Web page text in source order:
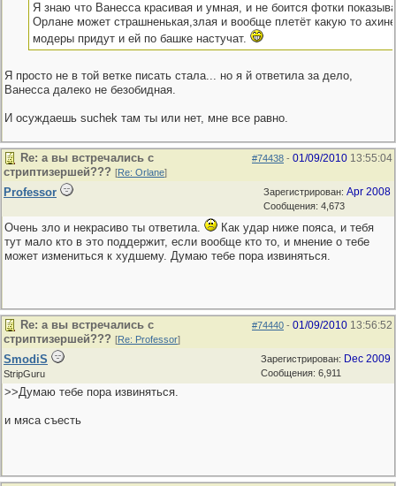
Я знаю что Ванесса красивая и умная, и не боится фотки
Орлане может страшненькая,злая и вообще плетёт какую то
модеры придут и ей по башке настучат.
Я просто не в той ветке писать стала... но я й ответила за дело,
Ванесса далеко не безобидная.
И осуждаешь suchek там ты или нет, мне все равно.
#74438 - 01/09/2010 13:55:04
Re: а вы встречались с
стриптизершей??? [Re: Orlane]
Зарегистрирован: Apr 2008
Сообщения: 4,673
Professor
Очень зло и некрасиво ты ответила.
Как удар ниже пояса, и тебя
тут мало кто в это поддержит, если вообще кто то, и мнение о тебе
может измениться к худшему. Думаю тебе пора извиняться.
#74440 - 01/09/2010 13:56:52
Re: а вы встречались с
стриптизершей??? [Re: Professor]
Зарегистрирован: Dec 2009
Сообщения: 6,911
SmodiS
StripGuru
>>Думаю тебе пора извиняться.
и мяса съесть